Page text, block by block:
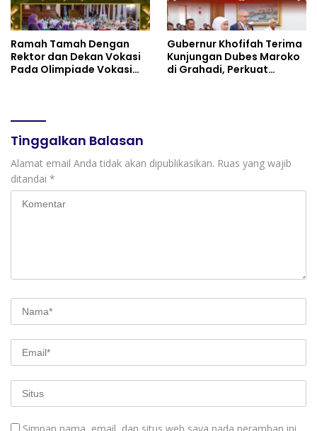
Diplomasi Keagamaan
dan Perdamaian Global
Ramah Tamah Dengan
Rektor dan Dekan Vokasi
Pada Olimpiade Vokasi
Timur Siap Jadi Pusat
Pengembangan Vokasi
Nasional
Gubernur Khofifah Terima
Kunjungan Dubes Maroko
di Grahadi, Perkuat
Tinggalkan Balasan
Alamat email Anda tidak akan dipublikasikan. Ruas yang wajib
ditandai *
Simpan nama, email, dan situs web saya pada peramban ini